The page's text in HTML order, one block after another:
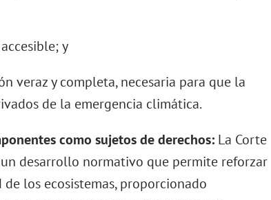
y
veraz y completa, necesaria para que la
de la emergencia climática.
como sujetos de derechos:La Corte
desarrollo normativo que permite reforzar
los ecosistemas, proporcionado